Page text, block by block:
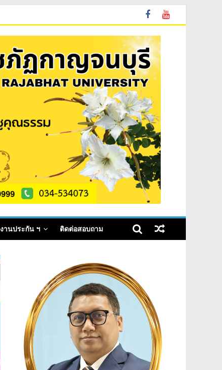
งานประกัน ฯ ติดต่อสอบถาม